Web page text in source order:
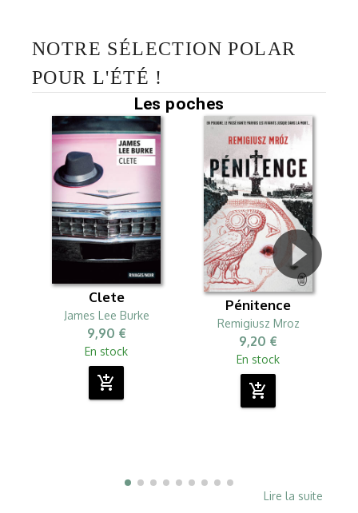
NOTRE SÉLECTION POLAR
POUR L'ÉTÉ !
Les poches
Clete
James Lee Burke
9,90 €
En stock
add_shopping_cart
Pénitence
Remigiusz Mroz
9,20 €
En stock
add_shopping_cart
Lire la suite